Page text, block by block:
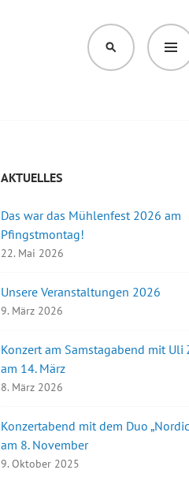
SUCHEN
AKTUELLES
Das war das Mühlenfest 2026 am
Pfingstmontag!
22. Mai 2026
Unsere Veranstaltungen 2026
9. März 2026
Konzert am Samstagabend mit Uli
am 14. März
8. März 2026
Konzertabend mit dem Duo
am 8. November
9. Oktober 2025